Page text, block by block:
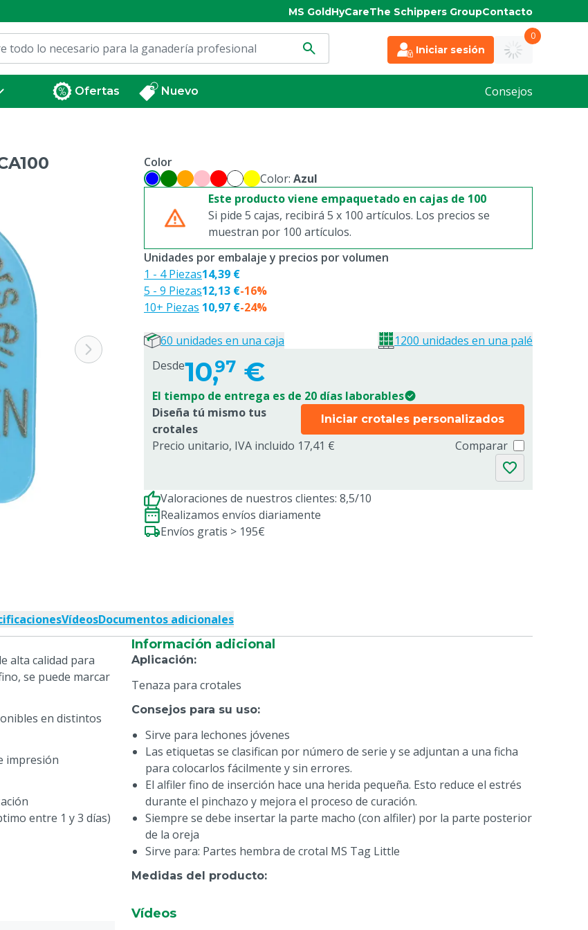
MS GoldHyCareThe Schippers GroupContacto
Iniciar sesión
0
Ofertas Nuevo Consejos
Color
Color: Azul
Este producto viene empaquetado en cajas de 100
Si pide 5 cajas, recibirá 5 x 100 artículos. Los precios se
muestran por 100 artículos.
Desde10,97 €
El tiempo de entrega es de 20 días laborables
Diseña tú mismo tus
crotales
Iniciar crotales personalizados
Precio unitario, IVA incluido 17,41 € Comparar
Unidades por embalaje y precios por volumen
1 - 4 Piezas
5 - 9 Piezas
10+ Piezas
14,39 €
12,13 €
10,97 €
-16%
-24%
60 unidades en una caja 1200 unidades en una palé
Valoraciones de nuestros clientes: 8,5/10
Realizamos envíos diariamente
Envíos gratis > 195€
VídeosDocumentos adicionales
alta calidad para
se puede marcar
en distintos
impresión
entre 1 y 3 días)
Información adicional
Aplicación:
Tenaza para crotales
Consejos para su uso:
Sirve para lechones jóvenes
Las etiquetas se clasifican por número de serie y se adjuntan a una ficha
para colocarlos fácilmente y sin errores.
El alfiler fino de inserción hace una herida pequeña. Esto reduce el estrés
durante el pinchazo y mejora el proceso de curación.
Siempre se debe insertar la parte macho (con alfiler) por la parte posterior
de la oreja
Sirve para: Partes hembra de crotal MS Tag Little
Medidas del producto:
Grosor: 1,1 mm
Vídeos